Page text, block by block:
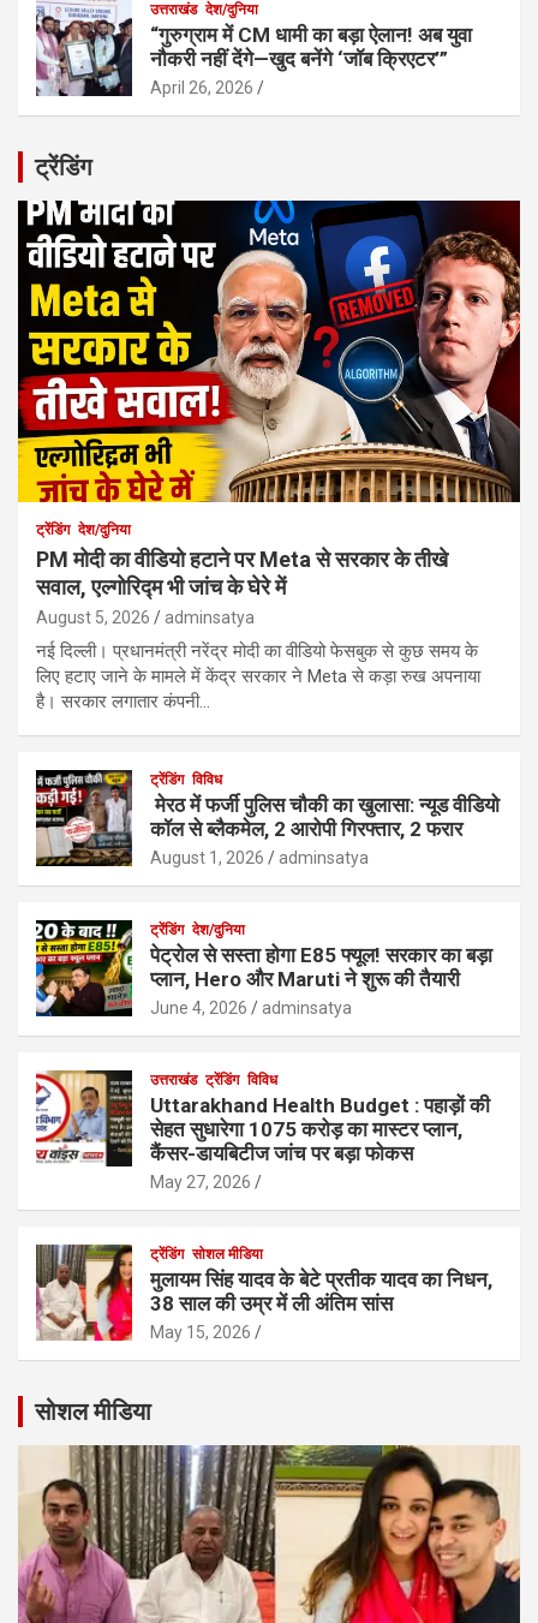
उत्तराखंड देश/दुनिया
“गुरुग्राम में CM धामी का बड़ा ऐलान! अब युवा
नौकरी नहीं देंगे—खुद बनेंगे ‘जॉब क्रिएटर’”
April 26, 2026
ट्रेंडिंग
ट्रेंडिंग देश/दुनिया
PM मोदी का वीडियो हटाने पर Meta से सरकार के तीखे
सवाल, एल्गोरिद्म भी जांच के घेरे में
August 5, 2026 adminsatya
नई दिल्ली। प्रधानमंत्री नरेंद्र मोदी का वीडियो फेसबुक से कुछ समय के
लिए हटाए जाने के मामले में केंद्र सरकार ने Meta से कड़ा रुख अपनाया
है। सरकार लगातार कंपनी…
ट्रेंडिंग विविध
मेरठ में फर्जी पुलिस चौकी का खुलासा: न्यूड वीडियो
कॉल से ब्लैकमेल, 2 आरोपी गिरफ्तार, 2 फरार
August 1, 2026 adminsatya
ट्रेंडिंग देश/दुनिया
पेट्रोल से सस्ता होगा E85 फ्यूल! सरकार का बड़ा
प्लान, Hero और Maruti ने शुरू की तैयारी
June 4, 2026 adminsatya
उत्तराखंड ट्रेंडिंग विविध
Uttarakhand Health Budget : पहाड़ों की
सेहत सुधारेगा 1075 करोड़ का मास्टर प्लान,
कैंसर-डायबिटीज जांच पर बड़ा फोकस
May 27, 2026
ट्रेंडिंग सोशल मीडिया
मुलायम सिंह यादव के बेटे प्रतीक यादव का निधन,
38 साल की उम्र में ली अंतिम सांस
May 15, 2026
सोशल मीडिया